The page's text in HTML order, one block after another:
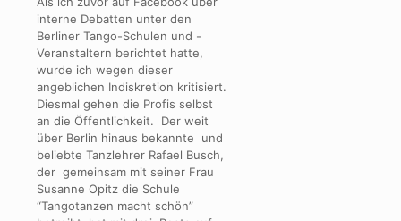
interne Debatten unter den
Berliner Tango-Schulen und -
Veranstaltern berichtet hatte,
wurde ich wegen dieser
angeblichen Indiskretion kritisiert.
Diesmal gehen die Profis selbst
an die Öffentlichkeit. Der weit
über Berlin hinaus bekannte und
beliebte Tanzlehrer Rafael Busch,
der gemeinsam mit seiner Frau
Susanne Opitz die Schule
“Tangotanzen macht schön”